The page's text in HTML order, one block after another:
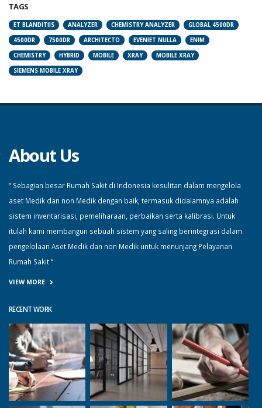
TAGS
ET BLANDITIIS ANALYZER CHEMISTRY ANALYZER
GLOBAL 4500DR
4500DR
7500DR ARCHITECTO EVENIET NULLA
ENIM
CHEMISTRY
HYBRID MOBILE XRAY
MOBILE XRAY
SIEMENS MOBILE XRAY
About Us
“ Sebagian besar Rumah Sakit di Indonesia kesulitan dalam mengelola
aset Medik dan non Medik dengan baik, termasuk didalamnya adalah
sistem inventarisasi, pemeliharaan, perbaikan serta kalibrasi. Untuk
itulah kami membangun sebuah sistem yang saling berintegrasi dalam
pengelolaan Aset Medik dan non Medik untuk menunjang Pelayanan
Rumah Sakit “
VIEW MORE
RECENT WORK